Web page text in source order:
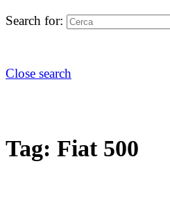
Search for:
Close search
Tag: Fiat 500